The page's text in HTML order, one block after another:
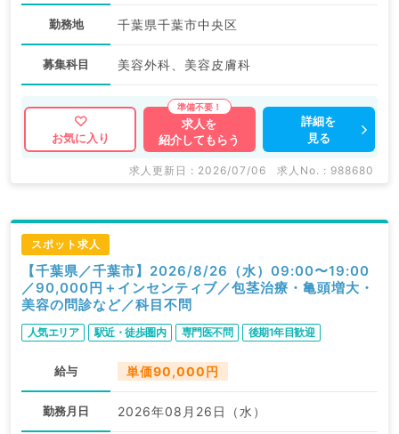
勤務地 千葉県千葉市中央区
募集科目 美容外科、美容皮膚科
お気に入り
求人を
紹介してもらう
詳細を
見る
求人更新日 : 2026/07/06 求人No. : 988680
スポット求人
【千葉県／千葉市】2026/8/26（水）09:00〜19:00
／90,000円＋インセンティブ／包茎治療・亀頭増大・
美容の問診など／科目不問
人気エリア 駅近・徒歩圏内 専門医不問 後期1年目歓迎
給与 単価90,000円
勤務月日 2026年08月26日（水）